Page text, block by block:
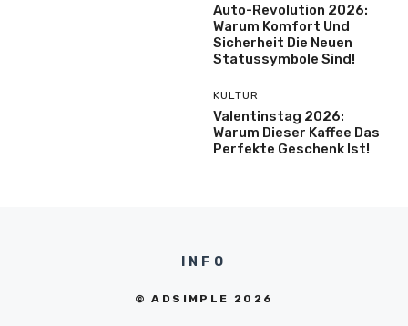
Auto-Revolution 2026:
Warum Komfort Und
Sicherheit Die Neuen
Statussymbole Sind!
KULTUR
Valentinstag 2026:
Warum Dieser Kaffee Das
Perfekte Geschenk Ist!
INFO
© ADSIMPLE 2026